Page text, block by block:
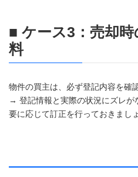
■ ケース3：売却
料
物件の買主は、必ず登記内容を確
→ 登記情報と実際の状況にズレが
要に応じて訂正を行っておきましょ